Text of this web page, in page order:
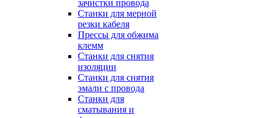
зачистки провода
Станки для мерной
резки кабеля
Прессы для обжима
клемм
Станки для снятия
изоляции
Станки для снятия
эмали с провода
Станки для
сматывания и